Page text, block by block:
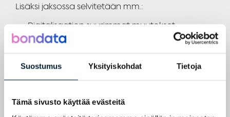
Suostumus Yksityiskohdat Tietoja
Tämä sivusto käyttää evästeitä
Lisäksi jaksossa selvitetään mm.:
Digitalisaation suurimmat muutokset
pankkialalla
Miten kotitalouksien säästäminen ja
buustattuna